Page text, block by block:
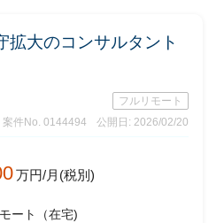
拡大のコンサルタント
フルリモート
案件No. 0144494
公開日: 2026/02/20
万円/月(税別)
ート（在宅)